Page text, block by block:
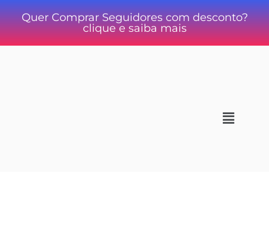
Quer Comprar Seguidores com desconto?
clique e saiba mais